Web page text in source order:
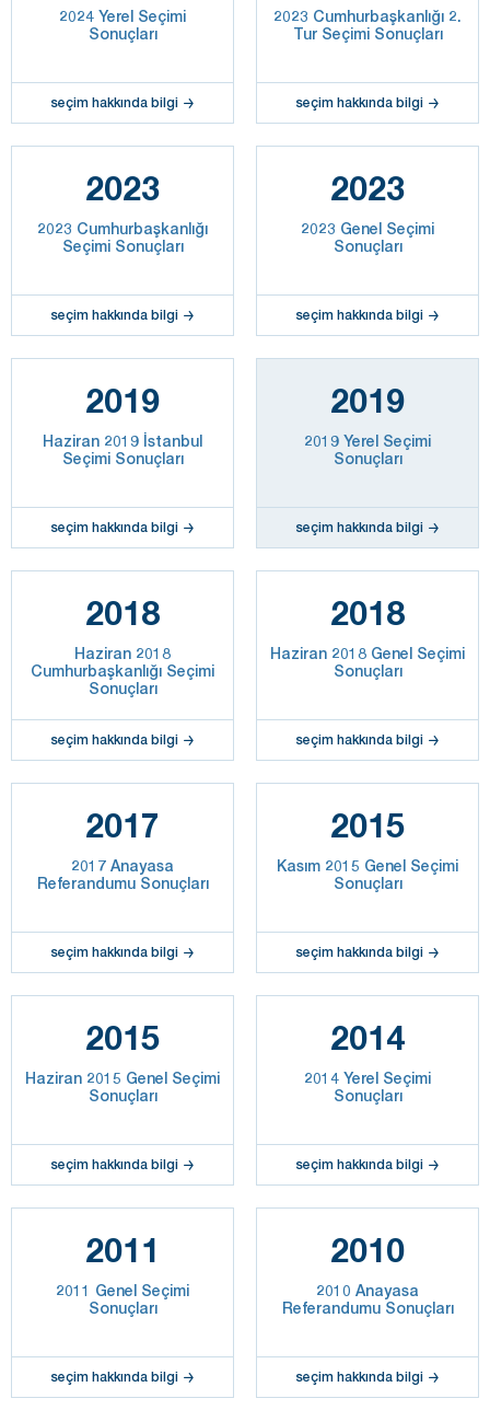
2024 Yerel Seçimi
Sonuçları
seçim hakkında bilgi
2023 Cumhurbaşkanlığı 2.
Tur Seçimi Sonuçları
seçim hakkında bilgi
2023
2023 Cumhurbaşkanlığı
Seçimi Sonuçları
seçim hakkında bilgi
2023
2023 Genel Seçimi
Sonuçları
seçim hakkında bilgi
2019
Haziran 2019 İstanbul
Seçimi Sonuçları
seçim hakkında bilgi
2019
2019 Yerel Seçimi
Sonuçları
seçim hakkında bilgi
2018
Haziran 2018
Cumhurbaşkanlığı Seçimi
Sonuçları
seçim hakkında bilgi
2018
Haziran 2018 Genel Seçimi
Sonuçları
seçim hakkında bilgi
2017
2017 Anayasa
Referandumu Sonuçları
seçim hakkında bilgi
2015
Kasım 2015 Genel Seçimi
Sonuçları
seçim hakkında bilgi
2015
Haziran 2015 Genel Seçimi
Sonuçları
seçim hakkında bilgi
2014
2014 Yerel Seçimi
Sonuçları
seçim hakkında bilgi
2011
2011 Genel Seçimi
Sonuçları
seçim hakkında bilgi
2010
2010 Anayasa
Referandumu Sonuçları
seçim hakkında bilgi